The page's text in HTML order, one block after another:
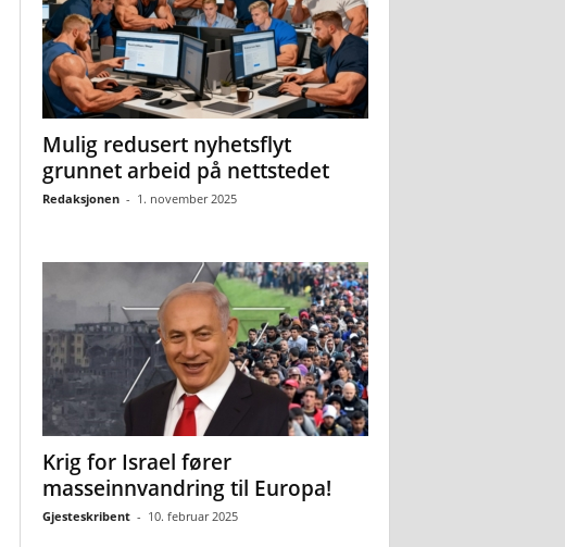
Mulig redusert nyhetsflyt
grunnet arbeid på nettstedet
Redaksjonen - 1. november 2025
Krig for Israel fører
masseinnvandring til Europa!
Gjesteskribent - 10. februar 2025